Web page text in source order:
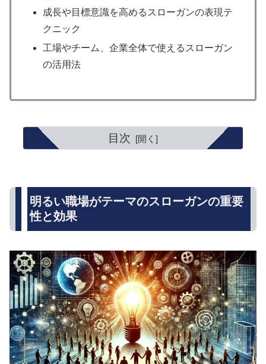
成長や目標意識を高めるスローガンの表現テ
クニック
工場やチーム、企業全体で使えるスローガン
の活用法
目次
明るい職場がテーマのスローガンの重要
性と効果